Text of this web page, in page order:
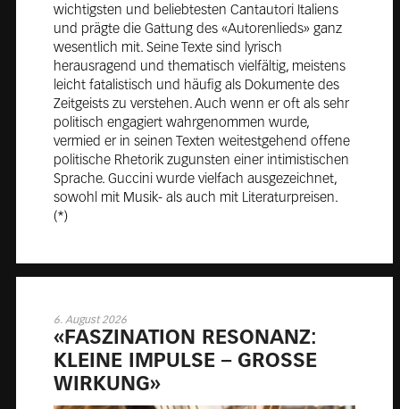
wichtigsten und beliebtesten Cantautori Italiens
und prägte die Gattung des «Autorenlieds» ganz
wesentlich mit. Seine Texte sind lyrisch
herausragend und thematisch vielfältig, meistens
leicht fatalistisch und häufig als Dokumente des
Zeitgeists zu verstehen. Auch wenn er oft als sehr
politisch engagiert wahrgenommen wurde,
vermied er in seinen Texten weitestgehend offene
politische Rhetorik zugunsten einer intimistischen
Sprache. Guccini wurde vielfach ausgezeichnet,
sowohl mit Musik- als auch mit Literaturpreisen.
(*)
6. August 2026
«FAS­ZI­NA­TION RE­SO­NANZ:
KLEINE IM­PULSE – GROSSE
WIR­KUNG»